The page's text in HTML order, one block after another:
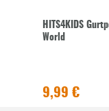
HITS4KIDS
World
9,99 €